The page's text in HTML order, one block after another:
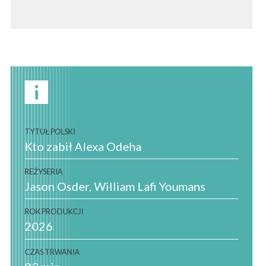
TYTUŁ POLSKI
Kto zabił Alexa Odeha
REŻYSERIA
Jason Osder William Lafi Youmans
ROK PRODUKCJI
2026
CZAS TRWANIA